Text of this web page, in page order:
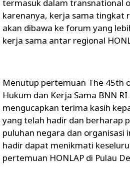
termasuk dalam transnational
karenanya, kerja sama tingkat
akan dibawa ke forum yang
kerja sama antar regional
Menutup pertemuan The 45th
Hukum dan Kerja Sama BNN
mengucapkan terima kasih
yang telah hadir dan berharap
puluhan negara dan organisasi
hadir dapat menikmati
pertemuan HONLAP di Pulau